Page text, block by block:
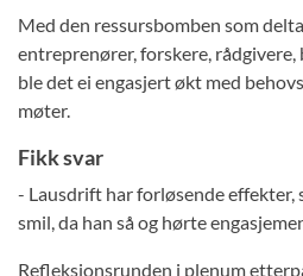
Med den ressursbomben som
entreprenører, forskere,
ble det ei engasjert økt med
møter.
Fikk svar
- Lausdrift har forløsende effekter,
smil, da han så og hørte
Refleksjonsrunden i plenum